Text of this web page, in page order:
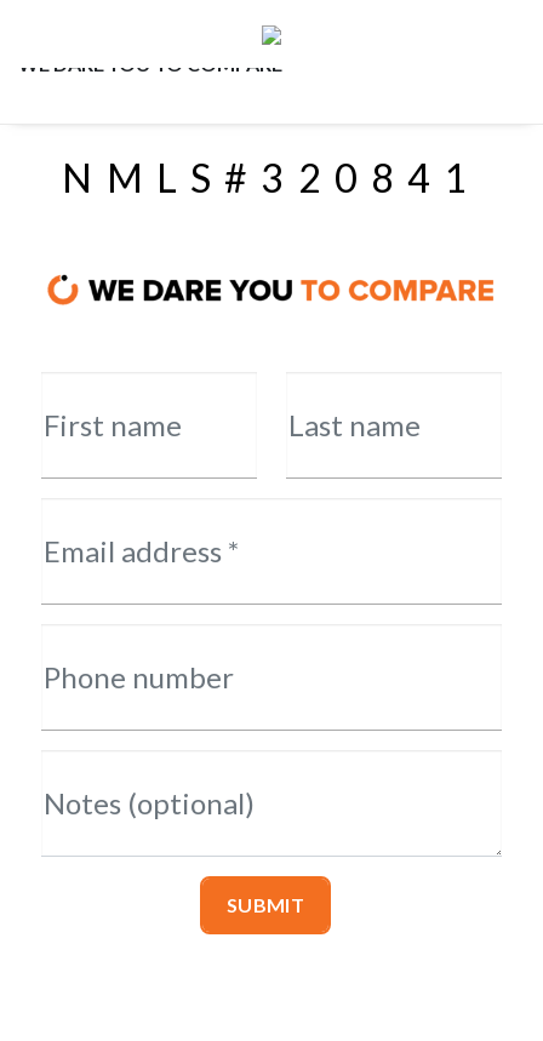
WE DARE YOU TO COMPARE
NMLS#320841
First name Last name
Email address *
Phone number
Notes (optional)
SUBMIT